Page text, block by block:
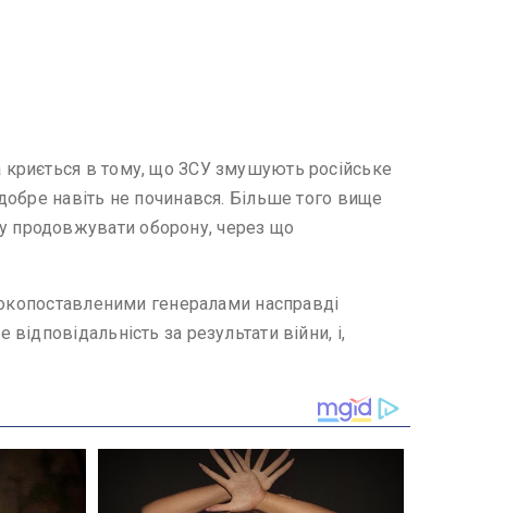
в тому, що ЗСУ змушують російське
навіть не починався. Більше того вище
продовжувати оборону, через що
генералами насправді
за результати війни, і,